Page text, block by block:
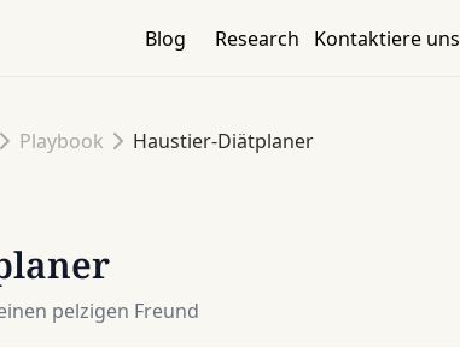
Blog Research Kontaktiere uns
Startseite
Playbook Haustier-Diätplaner
pelzigen Freund